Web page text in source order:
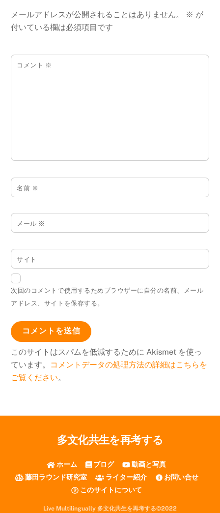
メールアドレスが公開されることはありません。 ※ が
付いている欄は必須項目です
コメント ※
名前 ※
メール ※
サイト
次回のコメントで使用するためブラウザーに自分の名前、メール
アドレス、サイトを保存する。
このサイトはスパムを低減するために Akismet を使っ
ています。 コメントデータの処理方法の詳細はこちらを
ご覧ください。
多文化共生を再考する
ホーム ブログ
動画と写真
藤田ラウンド研究室
ライター紹介
お問い合せ
このサイトについて
Live Multilingually 多文化共生を再考する©2022